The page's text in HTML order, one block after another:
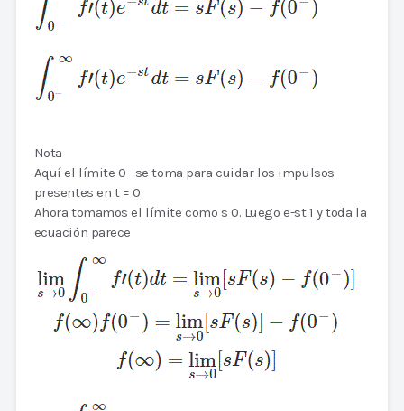
Nota
Aquí el límite 0– se toma para cuidar los impulsos
presentes en t = 0
Ahora tomamos el límite como s 0. Luego e-st 1 y toda la
ecuación parece